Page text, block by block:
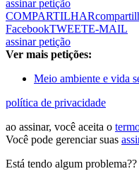
assinar petição
COMPARTILHAR
FacebookTWEETE-MAIL
assinar petição
Ver mais petições:
Meio ambiente e vida
política de privacidade
ao assinar, você aceita o
Você pode gerenciar suas
Está tendo algum problema??